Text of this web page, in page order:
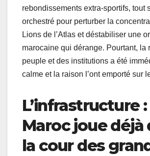
rebondissements extra-sportifs, tout
orchestré pour perturber la
Lions de l’Atlas et déstabiliser une
marocaine qui dérange. Pourtant, la
peuple et des institutions a été
calme et la raison l’ont emporté sur
L’infrastructure :
Maroc joue déjà
la cour des